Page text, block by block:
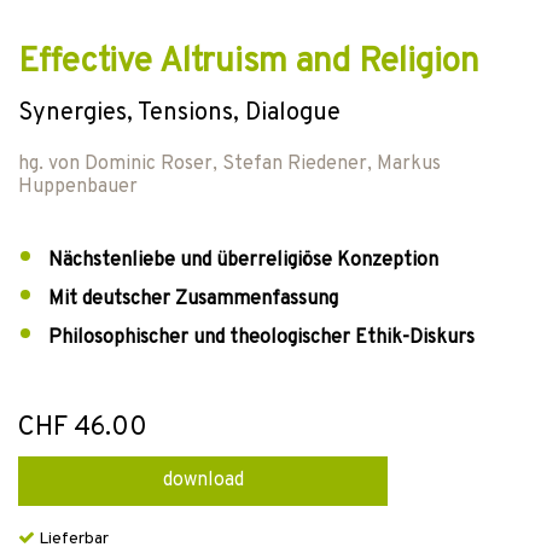
Effective Altruism and Religion
Synergies, Tensions, Dialogue
hg. von Dominic Roser, Stefan Riedener, Markus
Huppenbauer
Nächstenliebe und überreligiöse Konzeption
Mit deutscher Zusammenfassung
Philosophischer und theologischer Ethik-Diskurs
CHF 46.00
download
Lieferbar